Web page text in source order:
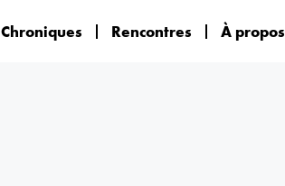
Chroniques Rencontres À propos